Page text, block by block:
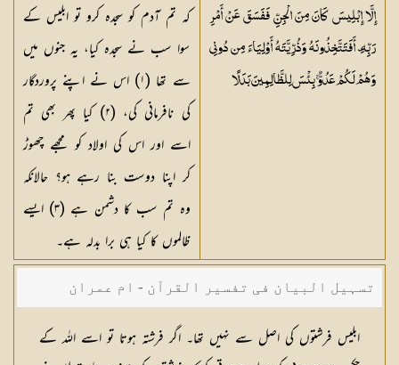
إِلَّا إِبْلِيسَ كَانَ مِنَ الْجِنِّ فَفَسَقَ عَنْ أَمْرِ
رَبِّهِ ۗ أَفَتَتَّخِذُونَهُ وَذُرِّيَّتَهُ أَوْلِيَاءَ مِن دُونِي
وَهُمْ لَكُمْ عَدُوٌّ ۚ بِئْسَ لِلظَّالِمِينَبَدَلًا
کہ تم آدم کو سجدہ کرو تو ابلیس کے
سوا سب نے سجدہ کیا، یہ جنوں میں
سے تھا (١) اس نے اپنے پروردگار
کی نافرمانی کی، (٢) کیا پھر بھی تم
اسے اور اس کی اولاد کو مجھے چھوڑ
کر اپنا دوست بنا رہے ہو؟ حالانکہ
وہ تم سب کا دشمن ہے (٣) ایسے
ظالموں کا کیا ہی برا بدلہ ہے۔
تسہیل البیان فی تفسیر القرآن - ام عمران
شکیلہ بنت میاں فضل حسین
ابلیس فرشتوں کی اصل سے نہیں تھا۔ اگر فرشتہ ہوتا تو اسے اللہ کے